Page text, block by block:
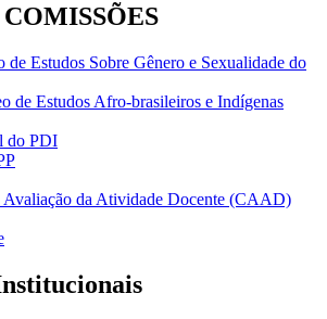
Estudos Sobre Gênero e Sexualidade do
de Estudos Afro-brasileiros e Indígenas
do PDI
Avaliação da Atividade Docente (CAAD)